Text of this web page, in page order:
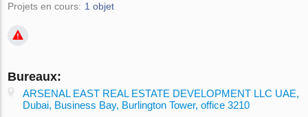
Projets en cours: 1 objet
Bureaux:
ARSENAL EAST REAL ESTATE DEVELOPMENT LLC UAE,
Dubai, Business Bay, Burlington Tower, office 3210